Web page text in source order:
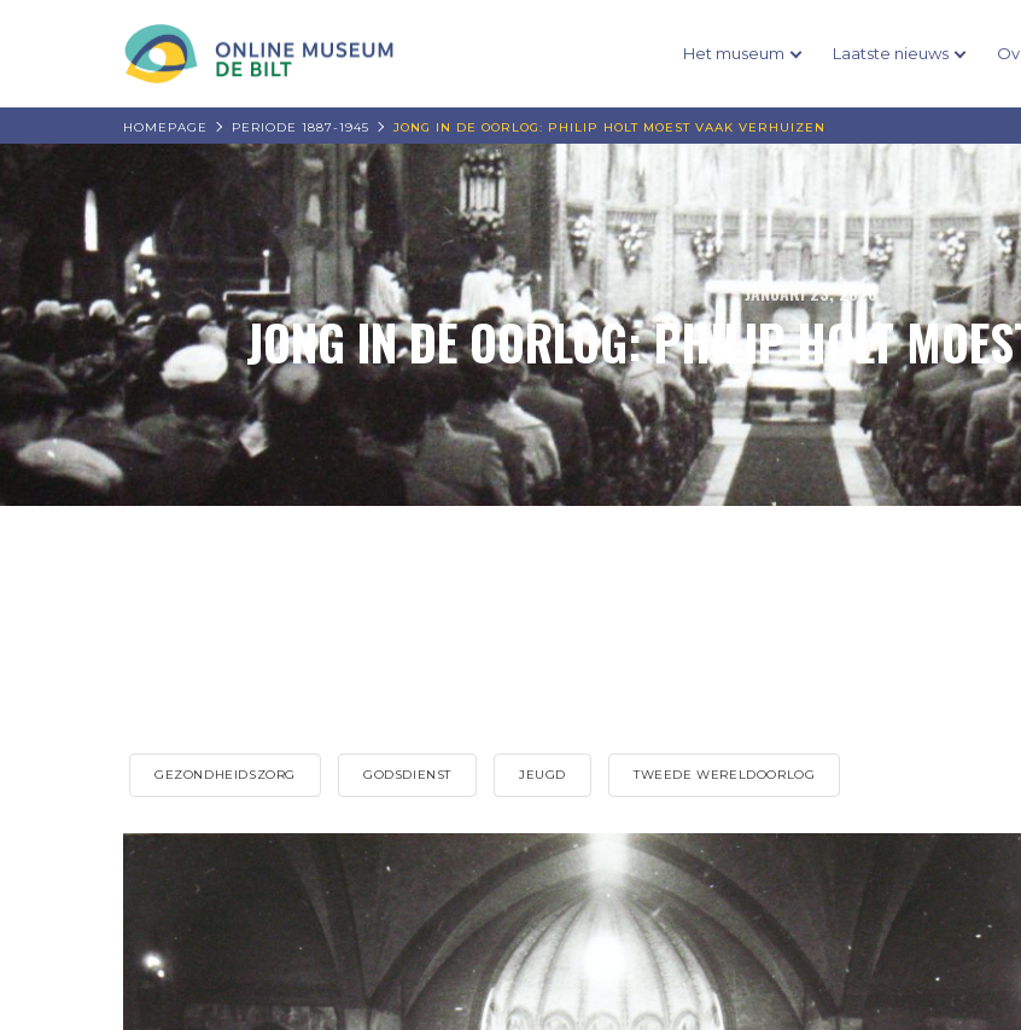
Het museum Laatste nieuws
HOMEPAGE PERIODE 1887-1945 JONG IN DE OORLOG: PHILIP HOLT MOEST VAAK VERHUIZEN
JANUARI 23, 2020
JONG IN DE OORLOG: PHILIP HOLT
GEZONDHEIDSZORG GODSDIENST JEUGD TWEEDE WERELDOORLOG